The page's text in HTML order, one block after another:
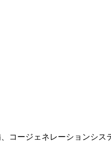
コージェネレーションシス